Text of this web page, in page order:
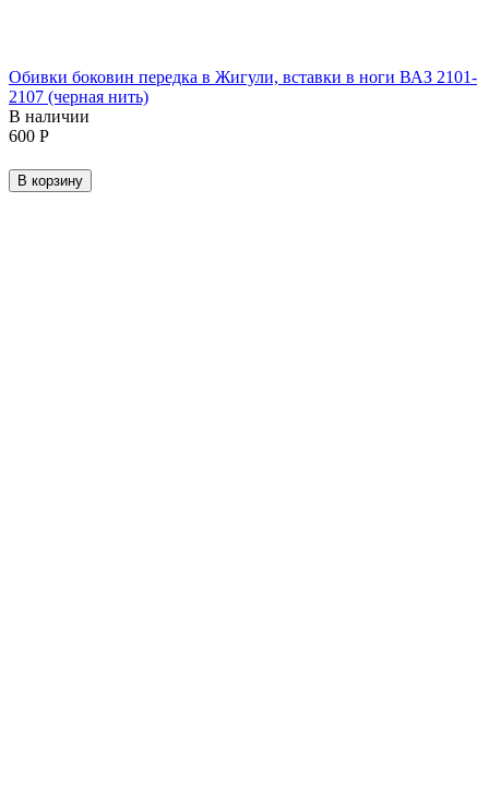
Обивки боковин передка в Жигули, вставки в ноги ВАЗ 2101-
2107 (черная нить)
В наличии
‍600‍ Р
В корзину